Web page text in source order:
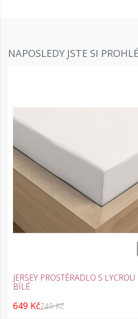
NAPOSLEDY JSTE SI
JERSEY PROSTĚRADLO S
BÍLÉ
649 Kč749 Kč